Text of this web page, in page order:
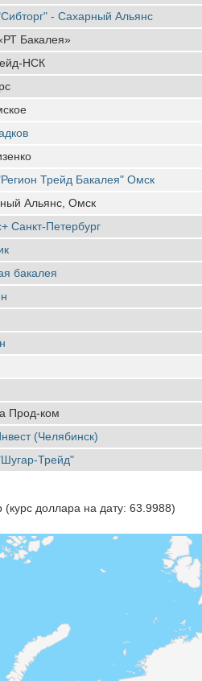
- Сахарный Альянс
Бакалея»
НСК
Трейд Бакалея" Омск
Альянс, Омск
Санкт-Петербург
бакалея
Прод-ком
(Челябинск)
Трейд"
доллара на дату: 63.9988)